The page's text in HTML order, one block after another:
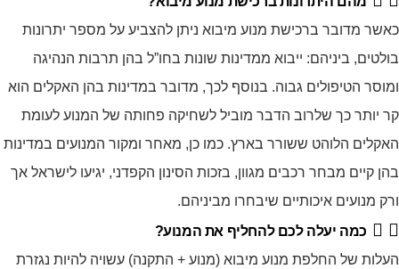
כאשר מדובר ברכישת מנוע מיבוא ניתן להצביע על מספר יתרונות
בולטים, ביניהם: ייבוא ממדינות שונות בחו”ל בהן תרבות הנהיגה
ומוסר הטיפולים גבוה. בנוסף לכך, מדובר במדינות בהן האקלים הוא
קר יותר כך שלרוב הדבר מוביל לשחיקה פחותה של המנוע לעומת
האקלים הלוהט ששורר בארץ. כמו כן, מאחר ומקור המנועים במדינות
בהן קיים מבחר רכבים מגוון, בזכות הסינון הקפדני, יגיעו לישראל אך
ורק מנועים איכותיים שיבחרו מביניהם.
כמה יעלה לכם להחליף את המנוע?
העלות של החלפת מנוע מיבוא (מנוע + התקנה) עשויה להיות נגזרת